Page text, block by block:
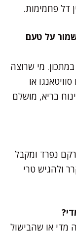
דל פחמימות.
על טעם
ל-80 גרם סוכר במתכון. מי שרוצה
או
בריא, מושלם
נפרד ומקבל
ולהגיש טרי
מדי או שהבישול